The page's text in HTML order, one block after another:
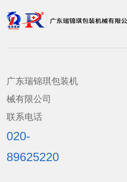
广东瑞锦琪包装机
械有限公司
联系电话
020-
89625220